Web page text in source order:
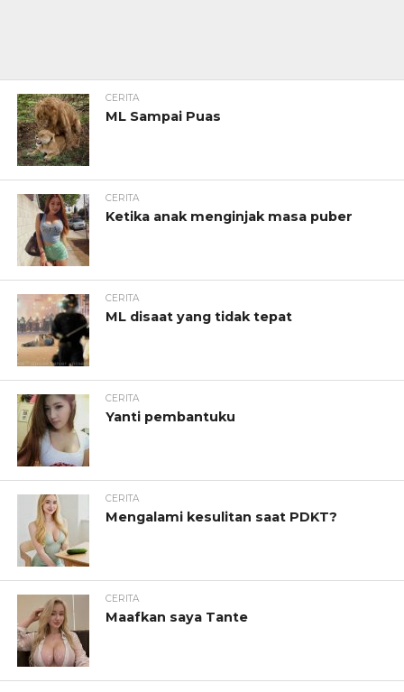
CERITA
ML Sampai Puas
CERITA
Ketika anak menginjak masa puber
CERITA
ML disaat yang tidak tepat
CERITA
Yanti pembantuku
CERITA
Mengalami kesulitan saat PDKT?
CERITA
Maafkan saya Tante